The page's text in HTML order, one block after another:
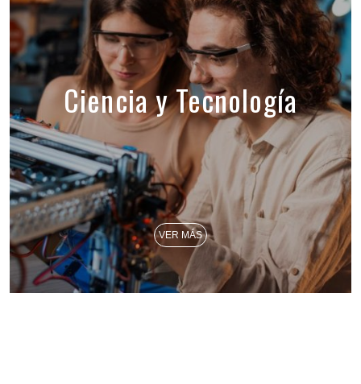
Ciencia y Tecnología
VER MÁS